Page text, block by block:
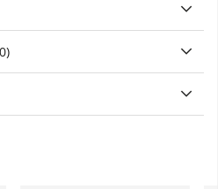
AV 5 ANTAL BETYG 0
0)